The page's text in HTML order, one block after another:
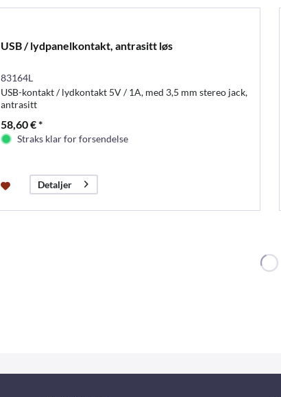
USB / lydpanelkontakt, antrasitt løs
83164L
USB-kontakt / lydkontakt 5V / 1A, med 3,5 mm stereo jack,
antrasitt
58,60 € *
Straks klar for forsendelse
Detaljer